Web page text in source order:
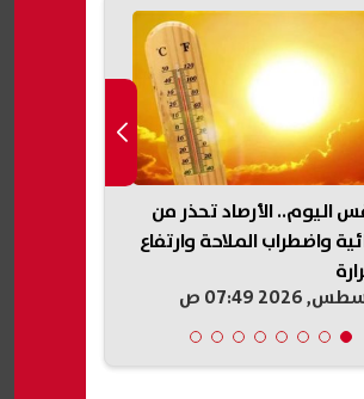
اليوم.. الأرصاد تحذر من
واضطراب الملاحة وارتفاع